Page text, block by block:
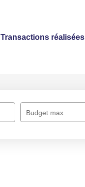
Transactions réalisées
Budget max